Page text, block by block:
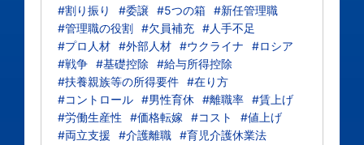
#割り振り
#委譲 #5つの箱 #新任管理職
#管理職の役割 #欠員補充 #人手不足
#プロ人材 #外部人材 #ウクライナ
#ロシア
#戦争 #基礎控除
#給与所得控除
#扶養親族等の所得要件 #在り方
#コントロール #男性育休 #離職率 #賃上げ
#労働生産性
#価格転嫁 #コスト
#値上げ
#両立支援
#介護離職 #育児介護休業法